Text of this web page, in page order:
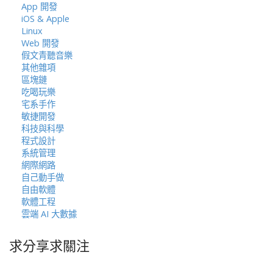
App 開發
iOS & Apple
Linux
Web 開發
假文青聽音樂
其他雜項
區塊鏈
吃喝玩樂
宅系手作
敏捷開發
科技與科學
程式設計
系統管理
網際網路
自己動手做
自由軟體
軟體工程
雲端 AI 大數據
求分享求關注